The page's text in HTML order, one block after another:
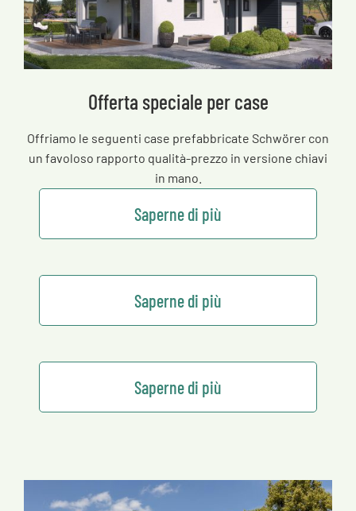
Offerta speciale per case
Offriamo le seguenti case prefabbricate Schwörer con
un favoloso rapporto qualità-prezzo in versione chiavi
in mano.
Saperne di più
Saperne di più
Saperne di più